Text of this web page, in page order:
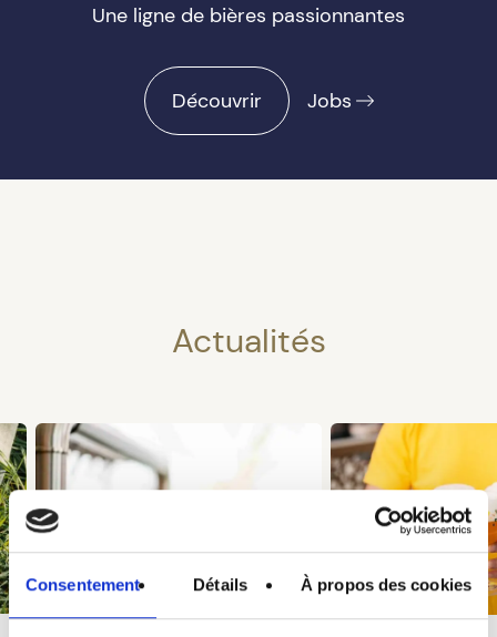
Consentement Détails À propos des cookies
Une ligne de bières passionnantes
Découvrir Jobs
Actualités